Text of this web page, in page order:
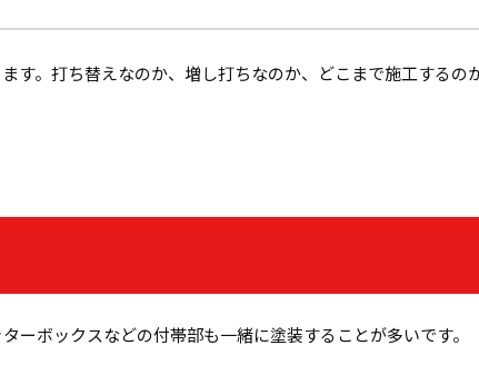
す。打ち替えなのか、増し打ちなのか、どこまで施工するの
ボックスなどの付帯部も一緒に塗装することが多いです。